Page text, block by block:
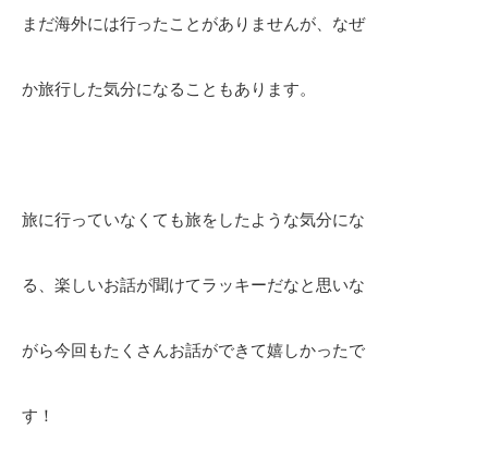
まだ海外には行ったことがありませんが、なぜ
か旅行した気分になることもあります。
旅に行っていなくても旅をしたような気分にな
る、楽しいお話が聞けてラッキーだなと思いな
がら今回もたくさんお話ができて嬉しかったで
す！